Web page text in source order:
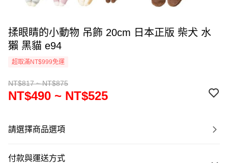
揉眼睛的小動物 吊飾 20cm 日本正版 柴犬 水
獺 黑貓 e94
超取滿NT$999免運
NT$817 ~ NT$875
NT$490 ~ NT$525
請選擇商品選項
付款與運送方式